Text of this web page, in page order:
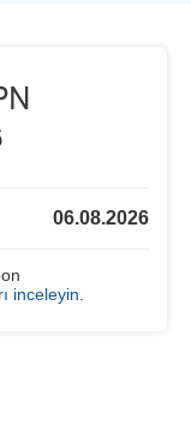
06.08.2026
inceleyin